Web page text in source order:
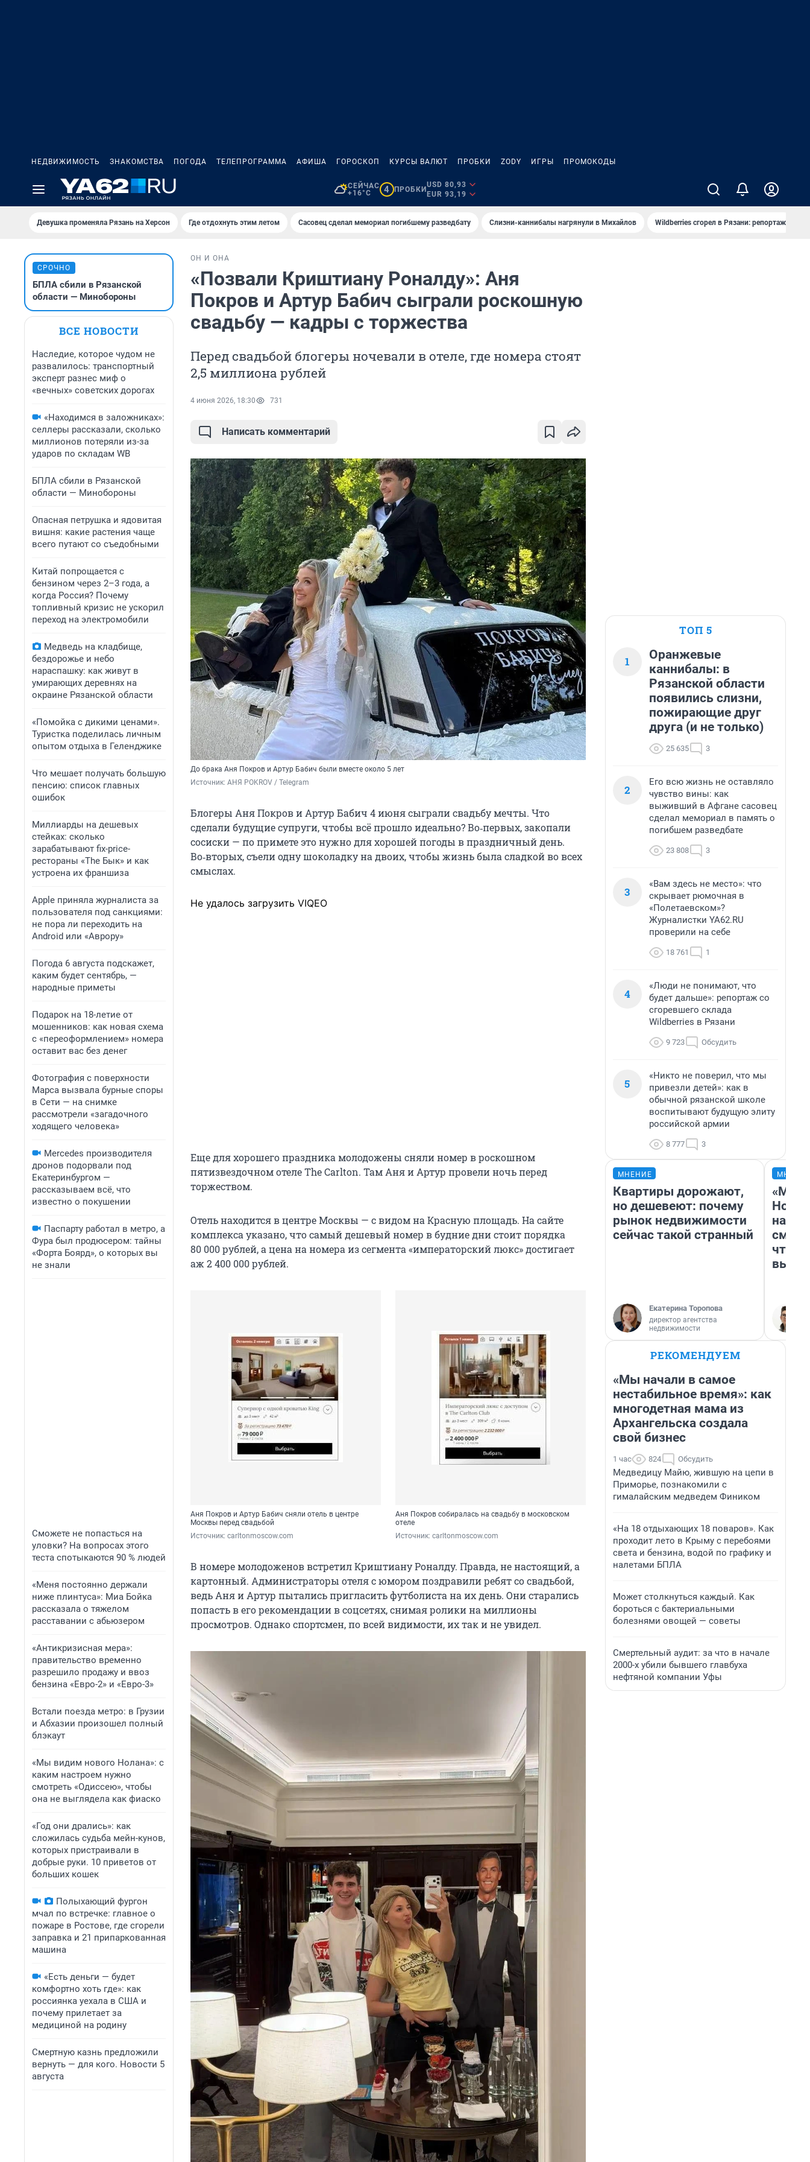
НЕДВИЖИМОСТЬ ЗНАКОМСТВА ПОГОДА ТЕЛЕПРОГРАММА АФИША ГОРОСКОП КУРСЫ ВАЛЮТ ПРОБКИ ZODY ИГРЫ ПРОМОКОДЫ
СЕЙЧАС
+16°C
4 ПРОБКИ
USD 80,93
EUR 93,19
Девушка променяла Рязань на Херсон Где отдохнуть этим летом Сасовец сделал мемориал погибшему разведбату Слизни-каннибалы нагрянули в Михайлов Wildberries сгорел в Рязани: репортаж
СРОЧНО
БПЛА сбили в Рязанской
области — Минобороны
ВСЕ НОВОСТИ
Наследие, которое чудом не
развалилось: транспортный
эксперт разнес миф о
«вечных» советских дорогах
«Находимся в заложниках»:
селлеры рассказали, сколько
миллионов потеряли из-за
ударов по складам WB
БПЛА сбили в Рязанской
области — Минобороны
Опасная петрушка и ядовитая
вишня: какие растения чаще
всего путают со съедобными
Китай попрощается с
бензином через 2–3 года, а
когда Россия? Почему
топливный кризис не ускорил
переход на электромобили
Медведь на кладбище,
бездорожье и небо
нараспашку: как живут в
умирающих деревнях на
окраине Рязанской области
«Помойка с дикими ценами».
Туристка поделилась личным
опытом отдыха в Геленджике
Что мешает получать большую
пенсию: список главных
ошибок
Миллиарды на дешевых
стейках: сколько
зарабатывают fix-price-
рестораны «The Бык» и как
устроена их франшиза
Apple приняла журналиста за
пользователя под санкциями:
не пора ли переходить на
Android или «Аврору»
Погода 6 августа подскажет,
каким будет сентябрь, —
народные приметы
Подарок на 18-летие от
мошенников: как новая схема
с «переоформлением» номера
оставит вас без денег
Фотография с поверхности
Марса вызвала бурные споры
в Сети — на снимке
рассмотрели «загадочного
ходящего человека»
Mercedes производителя
дронов подорвали под
Екатеринбургом —
рассказываем всё, что
известно о покушении
Паспарту работал в метро, а
Фура был продюсером: тайны
«Форта Боярд», о которых вы
не знали
Сможете не попасться на
уловки? На вопросах этого
теста спотыкаются 90 % людей
«Меня постоянно держали
ниже плинтуса»: Миа Бойка
рассказала о тяжелом
расставании с абьюзером
«Антикризисная мера»:
правительство временно
разрешило продажу и ввоз
бензина «Евро-2» и «Евро-3»
Встали поезда метро: в Грузии
и Абхазии произошел полный
блэкаут
«Мы видим нового Нолана»: с
каким настроем нужно
смотреть «Одиссею», чтобы
она не выглядела как фиаско
«Год они дрались»: как
сложилась судьба мейн-кунов,
которых пристраивали в
добрые руки. 10 приветов от
больших кошек
Полыхающий фургон
мчал по встречке: главное о
пожаре в Ростове, где сгорели
заправка и 21 припаркованная
машина
«Есть деньги — будет
комфортно хоть где»: как
россиянка уехала в США и
почему прилетает за
медициной на родину
Смертную казнь предложили
вернуть — для кого. Новости 5
августа
ОН И ОНА
«Позвали Криштиану Роналду»: Аня
Покров и Артур Бабич сыграли роскошную
свадьбу — кадры с торжества
Перед свадьбой блогеры ночевали в отеле, где номера стоят
2,5 миллиона рублей
4 июня 2026, 18:30 731
Написать комментарий
До брака Аня Покров и Артур Бабич были вместе около 5 лет
Источник: АНЯ POKROV / Telegram
Блогеры Аня Покров и Артур Бабич 4 июня сыграли свадьбу мечты. Что
сделали будущие супруги, чтобы всё прошло идеально? Во‑первых, закопали
сосиски — по примете это нужно для хорошей погоды в праздничный день.
Во‑вторых, съели одну шоколадку на двоих, чтобы жизнь была сладкой во всех
смыслах.
Не удалось загрузить VIQEO
Еще для хорошего праздника молодожены сняли номер в роскошном
пятизвездочном отеле The Carlton. Там Аня и Артур провели ночь перед
торжеством.
Отель находится в центре Москвы — с видом на Красную площадь. На сайте
комплекса указано, что самый дешевый номер в будние дни стоит порядка
80 000 рублей, а цена на номера из сегмента «императорский люкс» достигает
аж 2 400 000 рублей.
Аня Покров и Артур Бабич сняли отель в центре
Москвы перед свадьбой
Источник: carltonmoscow.com
Аня Покров собиралась на свадьбу в московском
отеле
Источник: carltonmoscow.com
В номере молодоженов встретил Криштиану Роналду. Правда, не настоящий, а
картонный. Администраторы отеля с юмором поздравили ребят со свадьбой,
ведь Аня и Артур пытались пригласить футболиста на их день. Они старались
попасть в его рекомендации в соцсетях, снимая ролики на миллионы
просмотров. Однако спортсмен, по всей видимости, их так и не увидел.
ТОП 5
1
Оранжевые
каннибалы: в
Рязанской области
появились слизни,
пожирающие друг
друга (и не только)
25 635 3
2
Его всю жизнь не оставляло
чувство вины: как
выживший в Афгане сасовец
сделал мемориал в память о
погибшем разведбате
23 808 3
3
«Вам здесь не место»: что
скрывает рюмочная в
«Полетаевском»?
Журналистки YA62.RU
проверили на себе
18 761 1
4
«Люди не понимают, что
будет дальше»: репортаж со
сгоревшего склада
Wildberries в Рязани
9 723 Обсудить
5
«Никто не поверил, что мы
привезли детей»: как в
обычной рязанской школе
воспитывают будущую элиту
российской армии
8 777 3
МНЕНИЕ
Квартиры дорожают,
но дешевеют: почему
рынок недвижимости
сейчас такой странный
Екатерина Торопова
директор агентства
недвижимости
«Мы
РЕКОМЕНДУЕМ
«Мы начали в самое
нестабильное время»: как
многодетная мама из
Архангельска создала
свой бизнес
1 час 824 Обсудить
Медведицу Майю, жившую на цепи в
Приморье, познакомили с
гималайским медведем Фиником
«На 18 отдыхающих 18 поваров». Как
проходит лето в Крыму с перебоями
света и бензина, водой по графику и
налетами БПЛА
Может столкнуться каждый. Как
бороться с бактериальными
болезнями овощей — советы
Смертельный аудит: за что в начале
2000-х убили бывшего главбуха
нефтяной компании Уфы